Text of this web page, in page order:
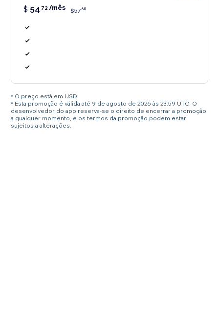
$ 54 72/mês $5760
* O preço está em USD.
* Esta promoção é válida até 9 de agosto de 2026 às 23:59 UTC. O
desenvolvedor do app reserva-se o direito de encerrar a promoção
a qualquer momento, e os termos da promoção podem estar
sujeitos a alterações.